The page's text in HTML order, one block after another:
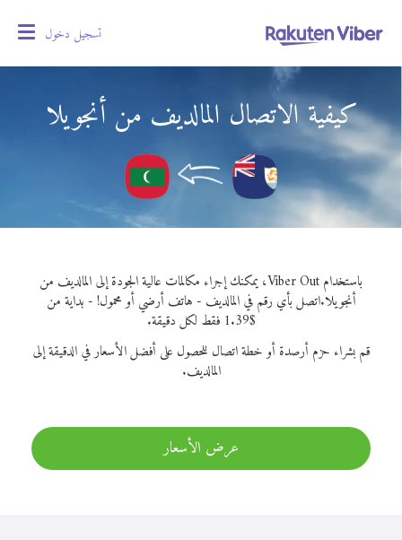
تسجيل دخول
كيفية الاتصال المالديف من أنجويلا
باستخدام Viber Out، يمكنك إجراء مكالمات عالية الجودة إلى المالديف من
أنجويلا.اتصل بأي رقم في المالديف - هاتف أرضي أو محمول! - بداية من
$1.39 فقط لكل دقيقة.
قم بشراء حزم أرصدة أو خطة اتصال للحصول على أفضل الأسعار في الدقيقة إلى
المالديف.
عرض الأسعار